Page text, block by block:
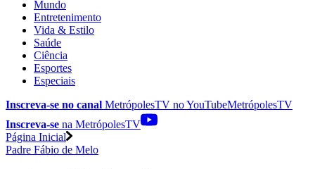
Mundo
Entretenimento
Vida & Estilo
Saúde
Ciência
Esportes
Especiais
Inscreva-se no canal MetrópolesTV noYouTubeMetrópolesTV
Inscreva-se na MetrópolesTV
Página Inicial
Padre Fábio de Melo